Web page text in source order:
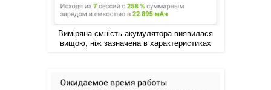
Виміряна ємність акумулятора виявилася
вищою, ніж зазначена в характеристиках